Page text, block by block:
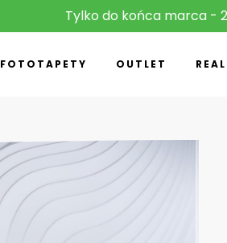
Tylko do końca marca -
FOTOTAPETY OUTLET